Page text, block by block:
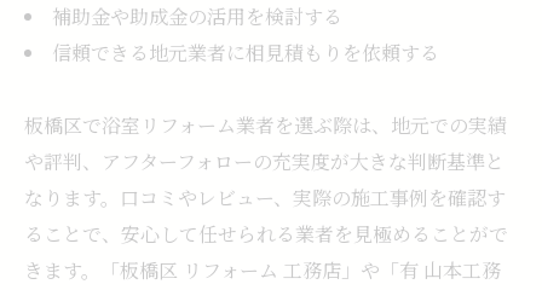
補助金や助成金の活用を検討する
信頼できる地元業者に相見積もりを依頼する
板橋区で浴室リフォーム業者を選ぶ際は、地元での実績
や評判、アフターフォローの充実度が大きな判断基準と
なります。口コミやレビュー、実際の施工事例を確認す
ることで、安心して任せられる業者を見極めることがで
きます。「板橋区 リフォーム 工務店」や「有 山本工務